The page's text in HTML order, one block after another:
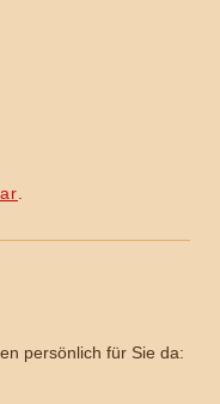
.
persönlich für Sie da: